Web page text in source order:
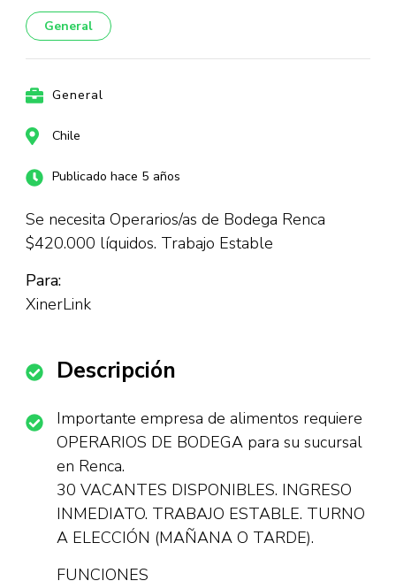
General
General
Chile
Publicado hace 5 años
Se necesita Operarios/as de Bodega Renca
$420.000 líquidos. Trabajo Estable
Para:
XinerLink
Descripción
Importante empresa de alimentos requiere
OPERARIOS DE BODEGA para su sucursal
en Renca.
30 VACANTES DISPONIBLES. INGRESO
INMEDIATO. TRABAJO ESTABLE. TURNO
A ELECCIÓN (MAÑANA O TARDE).
FUNCIONES